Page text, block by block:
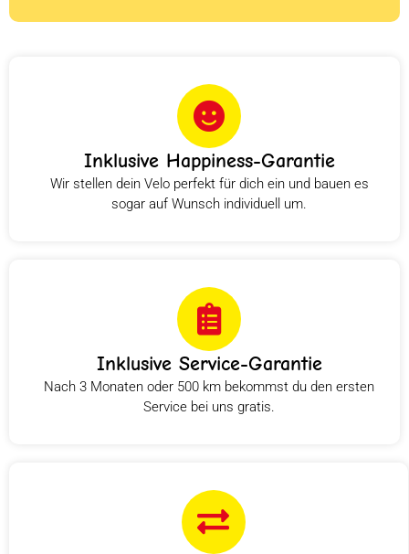
Inklusive Happiness-Garantie
Wir stellen dein Velo perfekt für dich ein und bauen es
sogar auf Wunsch individuell um.
Inklusive Service-Garantie
Nach 3 Monaten oder 500 km bekommst du den ersten
Service bei uns gratis.